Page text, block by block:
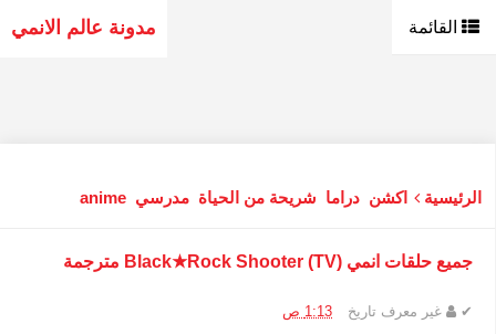
مدونة عالم الانمي القائمة
الرئيسية اكشن دراما شريحة من الحياة مدرسي anime
جميع حلقات انمي (Black★Rock Shooter (TV مترجمة
✔ غير معرف تاريخ 1:13 ص